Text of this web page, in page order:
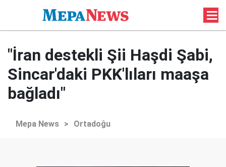
"İran destekli Şii Haşdi Şabi,
Sincar'daki PKK'lıları maaşa
bağladı"
Mepa News > Ortadoğu